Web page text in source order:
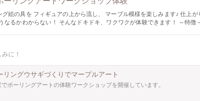
具を フィギュアの上から流し、 マーブル模様を楽しみます♪ 仕上がりが予想しな
かわからない！ そんなドキドキ、ワクワクが体験できます！ ～特徴～ ・絵心が無
トを、気軽に楽しむことができる！ ・ウサギ貯金箱のサイズは約23㎝にな
様のご参加大歓迎です。 〇場所について 予約確定後に詳細ご連絡しま
です！ こちらはポーリングベアーと同じ色の絵の具を使用してアートを
に飾るとより可愛い！と大人気のオプションです✨
に！
リングウサギづくりでマープルアート
でポーリングアートの体験ワークショップを開催しています。